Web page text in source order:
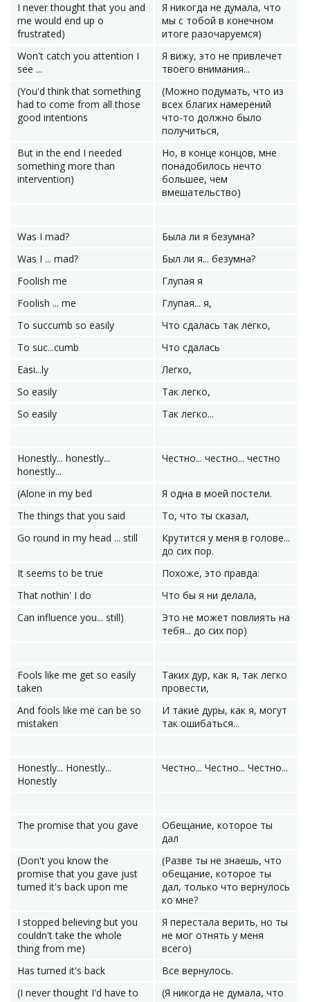
I never thought that you and
me would end up o
frustrated)
Я никогда не думала, что
мы с тобой в конечном
итоге разочаруемся)
Won't catch you attention I
see ...
Я вижу, это не привлечет
твоего внимания...
(You'd think that something
had to come from all those
good intentions
(Можно подумать, что из
всех благих намерений
что-то должно было
получиться,
But in the end I needed
something more than
intervention)
Но, в конце концов, мне
понадобилось нечто
большее, чем
вмешательство)
Was I mad?
Была ли я безумна?
Was I ... mad?
Был ли я... безумна?
Foolish me
Глупая я
Foolish ... me
Глупая... я,
To succumb so easily
Что сдалась так легко,
To suc...cumb
Что сдалась
Easi...ly
Легко,
So easily
Так легко,
So easily
Так легко...
Honestly... honestly...
honestly...
Честно... честно... честно
(Alone in my bed
Я одна в моей постели.
The things that you said
То, что ты сказал,
Go round in my head ... still
Крутится у меня в голове...
до сих пор.
It seems to be true
Похоже, это правда:
That nothin' I do
Что бы я ни делала,
Can influence you... still)
Это не может повлиять на
тебя... до сих пор)
Fools like me get so easily
taken
Таких дур, как я, так легко
провести,
And fools like me can be so
mistaken
И такие дуры, как я, могут
так ошибаться...
Honestly... Honestly...
Honestly
Честно... Честно... Честно...
The promise that you gave
Обещание, которое ты
дал
(Don't you know the
promise that you gave just
turned it's back upon me
(Разве ты не знаешь, что
обещание, которое ты
дал, только что вернулось
ко мне?
I stopped believing but you
couldn't take the whole
thing from me)
Я перестала верить, но ты
не мог отнять у меня
всего)
Has turned it's back
Все вернулось.
(I never thought I'd have to
(Я никогда не думала, что